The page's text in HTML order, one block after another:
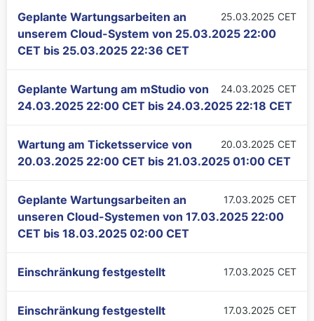
25.03.2025 CET
Geplante Wartungsarbeiten an
unserem Cloud-System von 25.03.2025 22:00
CET bis 25.03.2025 22:36 CET
24.03.2025 CET
Geplante Wartung am mStudio von
24.03.2025 22:00 CET bis 24.03.2025 22:18 CET
20.03.2025 CET
Wartung am Ticketsservice von
20.03.2025 22:00 CET bis 21.03.2025 01:00 CET
17.03.2025 CET
Geplante Wartungsarbeiten an
unseren Cloud-Systemen von 17.03.2025 22:00
CET bis 18.03.2025 02:00 CET
17.03.2025 CET
Einschränkung festgestellt
17.03.2025 CET
Einschränkung festgestellt